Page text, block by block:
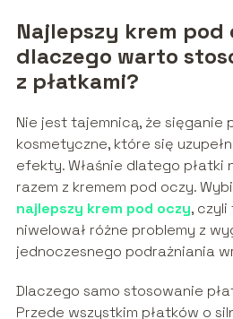
Najlepszy krem pod
dlaczego warto
z płatkami?
Nie jest tajemnicą, że sięganie
kosmetyczne, które się
efekty. Właśnie dlatego płatki
razem z kremem pod oczy.
najlepszy krem pod oczy,
niwelował różne problemy z
jednoczesnego podrażniania
Dlaczego samo stosowanie
Przede wszystkim płatków o